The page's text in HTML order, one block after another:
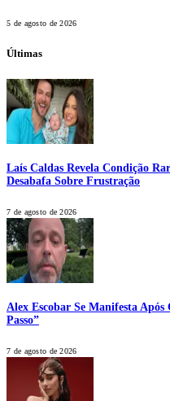
5 de agosto de 2026
Últimas
Laís Caldas Revela Condição
Desabafa Sobre Frustração
7 de agosto de 2026
Alex Escobar Se Manifesta
Passo”
7 de agosto de 2026